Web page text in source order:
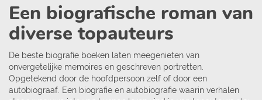
Een biografische roman van
diverse topauteurs
De beste biografie boeken laten meegenieten van
onvergetelijke memoires en geschreven portretten.
Opgetekend door de hoofdpersoon zelf of door een
autobiograaf. Een biografie en autobiografie waarin verhalen